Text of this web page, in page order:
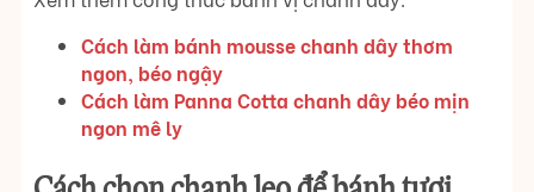
Cách làm bánh mousse chanh dây thơm
ngon, béo ngậy
Cách làm Panna Cotta chanh dây béo mịn
ngon mê ly